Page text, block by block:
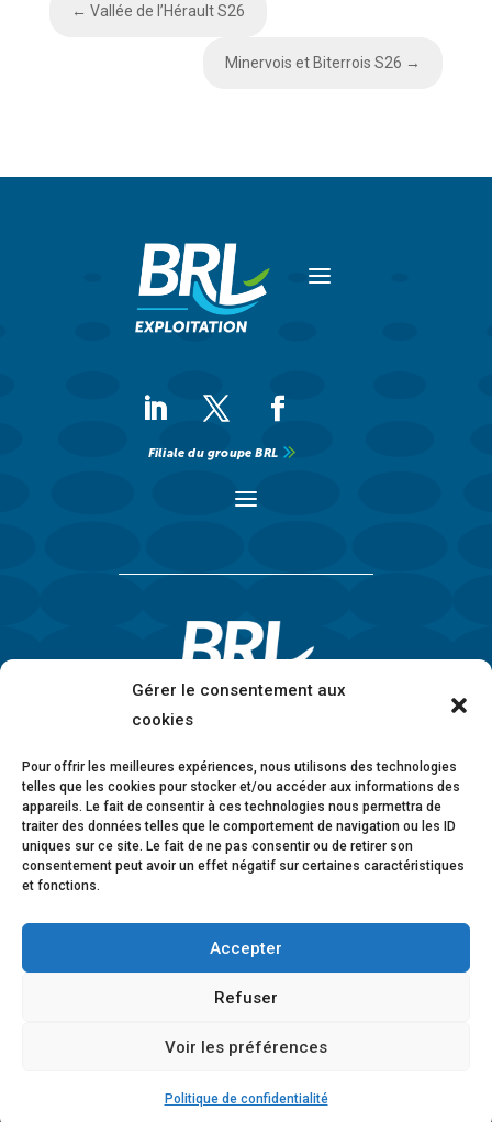
Gérer le consentement aux
cookies
Pour offrir les meilleures expériences, nous utilisons des technologies
telles que les cookies pour stocker et/ou accéder aux informations des
appareils. Le fait de consentir à ces technologies nous permettra de
traiter des données telles que le comportement de navigation ou les ID
uniques sur ce site. Le fait de ne pas consentir ou de retirer son
consentement peut avoir un effet négatif sur certaines caractéristiques
et fonctions.
Accepter
Refuser
Voir les préférences
Politique de confidentialité
← Vallée de l’Hérault S26
Minervois et Biterrois S26 →
a
a
Filiale du groupe BRL
• Politique de confidentialité
Lanceurs d’alerte
© 2026 BRL Exploitation